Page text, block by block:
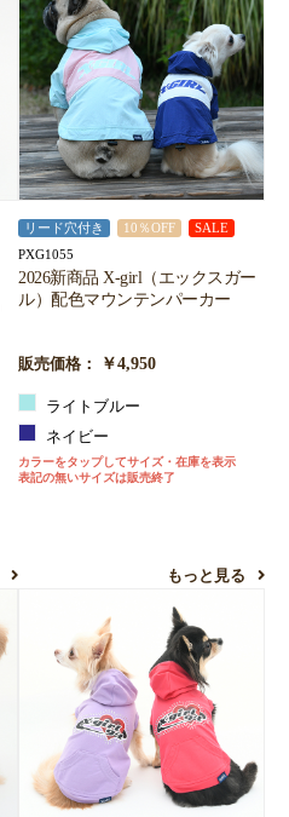
リード穴付き 10％OFF SALE
PXG1055
2026新商品 X-girl（エックスガー
ル）配色マウンテンパーカー
販売価格： ￥4,950
ライトブルー
ネイビー
カラーをタップしてサイズ・在庫を表示
表記の無いサイズは販売終了
もっと見る